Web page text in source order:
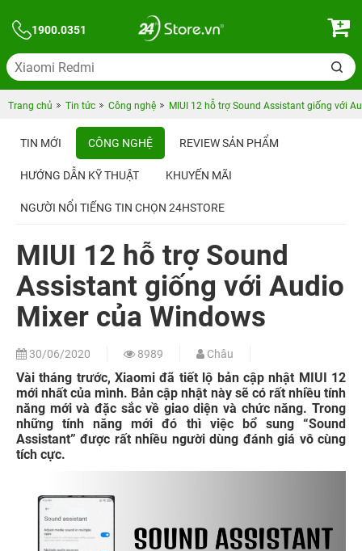
1900.0351
Trang chủ Tin tức Công nghệ MIUI 12 hỗ trợ Sound Assistant giống với
TIN MỚI CÔNG NGHỆ REVIEW SẢN PHẨM
HƯỚNG DẪN KỸ THUẬT KHUYẾN MÃI
NGƯỜI NỔI TIẾNG TIN CHỌN 24HSTORE
MIUI 12 hỗ trợ Sound
Assistant giống với Audio
Mixer của Windows
30/06/2020 8989 Châu
Vài tháng trước, Xiaomi đã tiết lộ bản cập nhật MIUI 12
mới nhất của mình. Bản cập nhật này sẽ có rất nhiều tính
năng mới và đặc sắc về giao diện và chức năng. Trong
những tính năng mới đó thì việc bổ sung “Sound
Assistant” được rất nhiều người dùng đánh giá vô cùng
tích cực.